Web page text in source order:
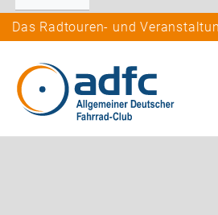
Das Radtouren- und